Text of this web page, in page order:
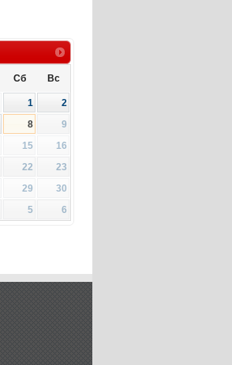
Сб Вс
1
2
8
9
15
16
22
23
29
30
5 6